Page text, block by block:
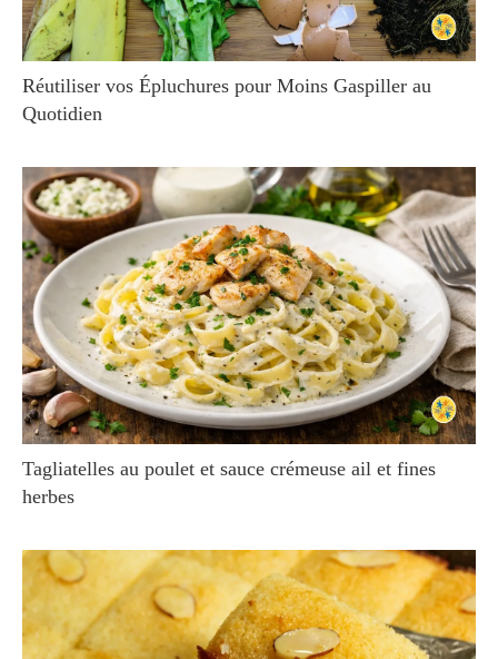
Réutiliser vos Épluchures pour Moins Gaspiller au
Quotidien
Tagliatelles au poulet et sauce crémeuse ail et fines
herbes